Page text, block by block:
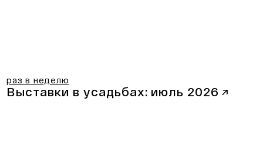
раз в неделю
Выставки в усадьбах: июль 2026 ↗